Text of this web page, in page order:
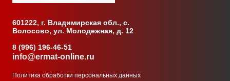
601222, г. Владимирская обл., с.
Волосово, ул. Молодежная, д. 12
8 (996) 196-46-51
info@ermat-online.ru
Политика обработки персональных данных